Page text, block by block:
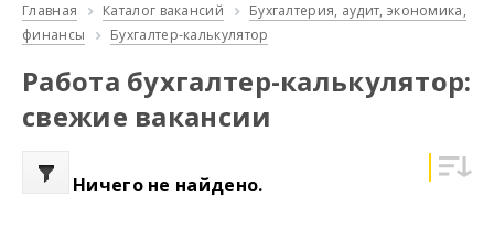
Главная Каталог вакансий
Бухгалтерия, аудит, экономика,
финансы
Бухгалтер-калькулятор
Работа бухгалтер-калькулятор:
свежие вакансии
Ничего не найдено.